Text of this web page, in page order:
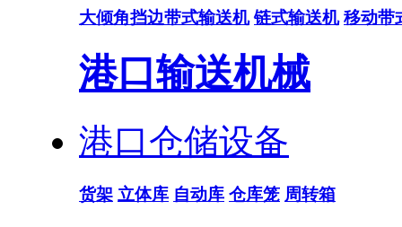
大倾角挡边带式输送机 链式输送机 移动带
港口输送机械
港口仓储设备
货架 立体库 自动库 仓库笼 周转箱